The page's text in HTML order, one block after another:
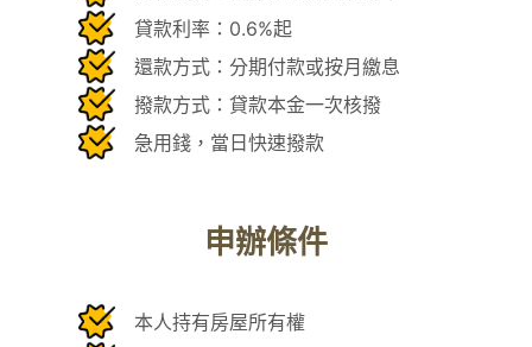
貸款利率：0.6%起
還款方式：分期付款或按月繳息
撥款方式：貸款本金一次核撥
急用錢，當日快速撥款
申辦條件
本人持有房屋所有權